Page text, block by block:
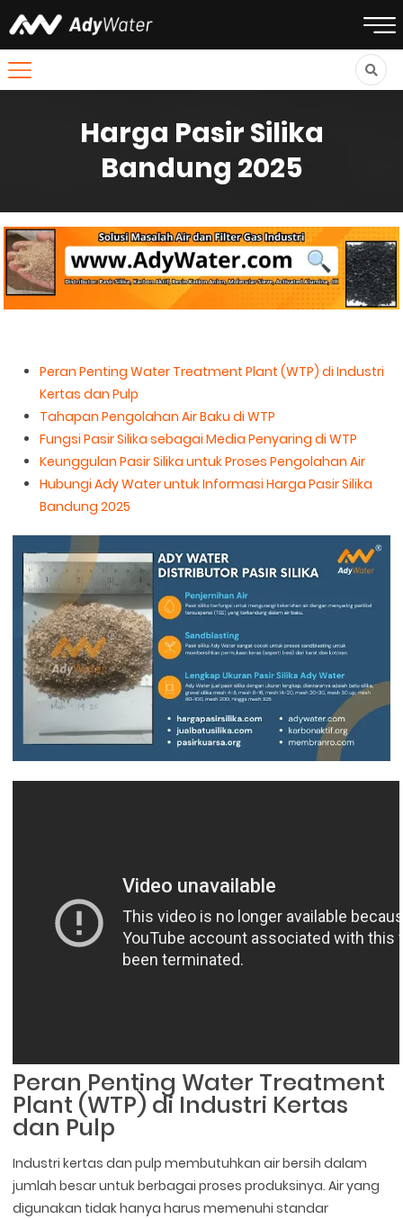
Harga Pasir Silika
Bandung 2025
Peran Penting Water Treatment Plant (WTP) di Industri
Kertas dan Pulp
Tahapan Pengolahan Air Baku di WTP
Fungsi Pasir Silika sebagai Media Penyaring di WTP
Keunggulan Pasir Silika untuk Proses Pengolahan Air
Hubungi Ady Water untuk Informasi Harga Pasir Silika
Bandung 2025
Peran Penting Water Treatment
Plant (WTP) di Industri Kertas
dan Pulp
Industri kertas dan pulp membutuhkan air bersih dalam
jumlah besar untuk berbagai proses produksinya. Air yang
digunakan tidak hanya harus memenuhi standar